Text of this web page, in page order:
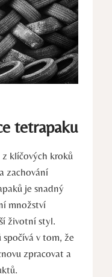
tetrapaku
klíčových kroků
zachování
je snadný
množství
životní styl.
v tom, že
zpracovat a